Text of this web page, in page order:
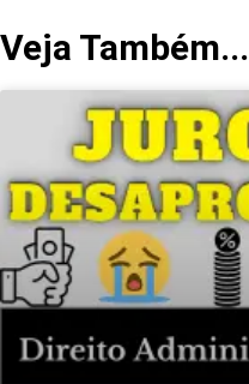
Veja Também...